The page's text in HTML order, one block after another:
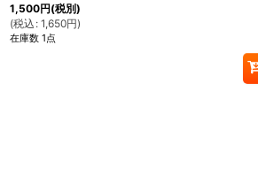
1,500円(税別)
(税込 : 1,650円)
在庫数 1点